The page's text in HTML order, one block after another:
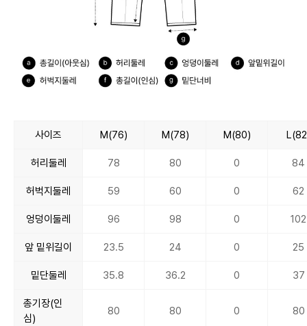
사이즈 M(76) M(78) M(80)
허리둘레 78 80 0 84
허벅지둘레 59 60 0 62
엉덩이둘레 96 98 0 102
앞 밑위길이 23.5 24 0 25
밑단둘레 35.8 36.2 0 37
총기장(인
심)
80 80 0 80